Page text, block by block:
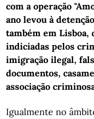
com a operação
ano levou à
também em Lisboa,
indiciadas pelos
imigração ilegal,
documentos,
associação
Igualmente no